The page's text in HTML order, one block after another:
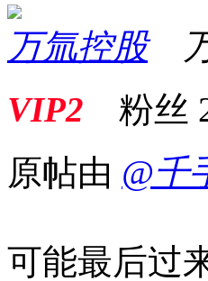
万氚控股
VIP2 粉丝
原帖由 @千
可能最后过